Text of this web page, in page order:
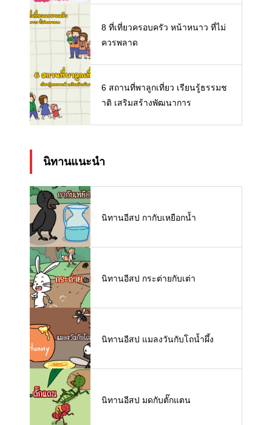
8 ที่เที่ยวครอบครัว หน้าหนาว ที่ไม่
ควรพลาด
6 สถานที่พาลูกเที่ยว เรียนรู้ธรรมช
าติ เสริมสร้างพัฒนาการ
นิทานแนะนำ
นิทานอีสป กากับเหยือกน้ำ
นิทานอีสป กระต่ายกับเต่า
นิทานอีสป แมลงวันกับโถน้ำผึ้ง
นิทานอีสป มดกับตั๊กแตน